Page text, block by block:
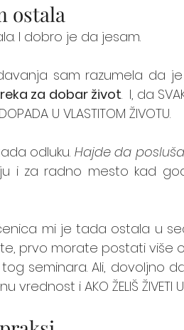
ostala
I dobro je da jesam.
sam razumela da je
za dobar život.  I, da
U VLASTITOM ŽIVOTU.
odluku. Hajde da
i za radno mesto kad
mi je tada ostala u
prvo morate postati više
seminara. Ali, dovoljno
i AKO ŽELIŠ ŽIVETI U